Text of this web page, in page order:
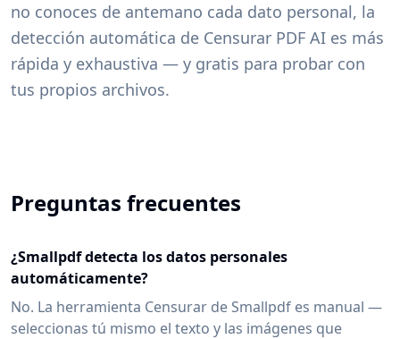
no conoces de antemano cada dato personal, la
detección automática de Censurar PDF AI es más
rápida y exhaustiva — y gratis para probar con
tus propios archivos.
Preguntas frecuentes
¿Smallpdf detecta los datos personales
automáticamente?
No. La herramienta Censurar de Smallpdf es manual —
seleccionas tú mismo el texto y las imágenes que